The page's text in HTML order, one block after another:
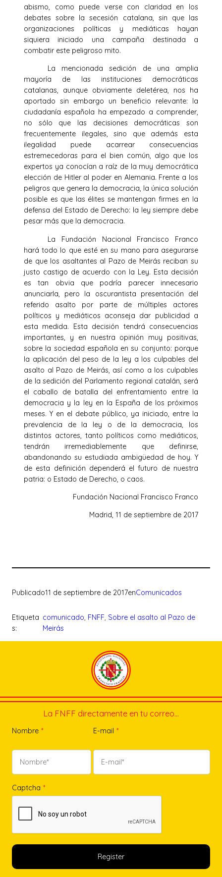
abismo, como puede verse con claridad en los
debates sobre la secesión catalana, sin que las
organizaciones políticas y mediáticas hayan
siquiera iniciado una campaña destinada a
combatir este peligroso mito.
La mencionada sedición de una amplia
mayoría de las instituciones democráticas
catalanas, aunque obviamente deletérea, nos ha
aportado sin embargo un beneficio relevante: la
ciudadanía española ha empezado a comprender,
no sólo que las decisiones democráticas son
frecuentemente ilegales, sino que además esta
ilegalidad puede acarrear consecuencias
estremecedoras para el bien común, algo que los
expertos ya conocían a raíz de la muy democrática
elección de Hitler al poder en Alemania. Frente a los
peligros que genera la democracia, la única solución
posible es que las élites se mantengan firmes en la
defensa del Estado de Derecho: la ley siempre debe
pesar más que la democracia.
La Fundación Nacional Francisco Franco
hará todo lo que esté en su mano para asegurarse
de que los asaltantes al Pazo de Meirás reciban su
justo castigo de acuerdo con la Ley. Esta decisión
es tan obvia que podría parecer innecesario
anunciarla, pero la oscurantista presentación del
referido asalto por parte de múltiples actores
políticos y mediáticos aconseja dar publicidad a
esta medida. Esta decisión tendrá consecuencias
importantes, y en nuestra opinión muy positivas,
sobre la sociedad española en su conjunto: porque
la aplicación del peso de la ley a los culpables del
asalto al Pazo de Meirás, así como a los culpables
de la sedición del Parlamento regional catalán, será
el caballo de batalla del enfrentamiento entre la
democracia y la ley en la España de los próximos
meses. Y en el debate público, ya iniciado, entre la
prevalencia de la ley o de la democracia, los
distintos actores, tanto políticos como mediáticos,
tendrán irremediablemente que definirse,
abandonando su estudiada ambigüedad de hoy. Y
de esta definición dependerá el futuro de nuestra
patria: o Estado de Derecho, o caos.
Fundación Nacional Francisco Franco
Madrid, 11 de septiembre de 2017
Publicado11 de septiembre de 2017enComunicados
Etiqueta
s:
comunicado, FNFF, Sobre el asalto al Pazo de
Meirás
La FNFF directamente en tu correo…
Nombre * E-mail *
Captcha *